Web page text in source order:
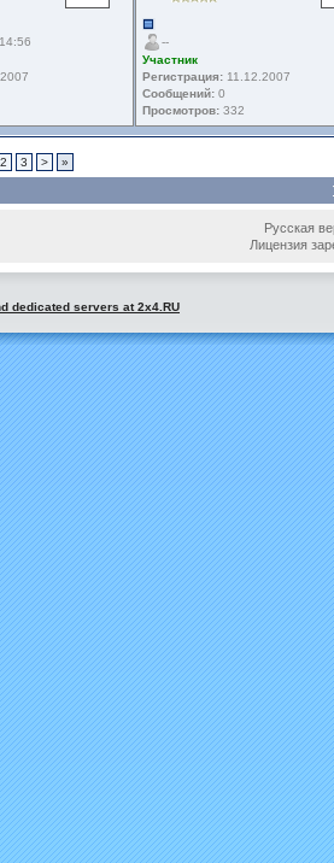
--
Участник
Регистрация: 11.12.2007
Сообщений: 0
Просмотров: 332
2 3 > »
Русская
Лицензия
dedicated servers at 2x4.RU